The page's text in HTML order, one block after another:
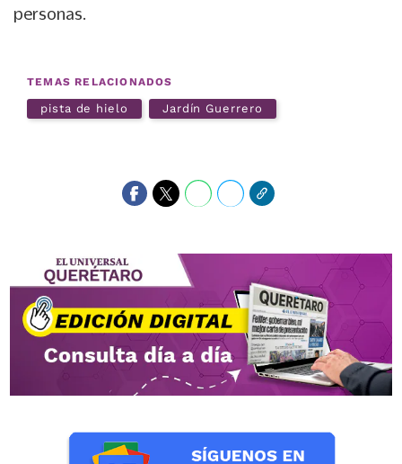
personas.
TEMAS RELACIONADOS
pista de hielo Jardín Guerrero